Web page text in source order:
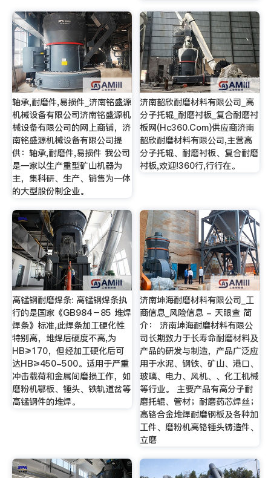
轴承,耐磨件,易损件_济南铭盛源
机械设备有限公司济南铭盛源机
械设备有限公司的网上商铺，济
南铭盛源机械设备有限公司提
供：轴承,耐磨件,易损件 我公司
是一家以生产重型矿山机器为
主，集科研、生产、销售为一体
的大型股份制企业。
济南韶欣耐磨材料有限公司_高
分子托辊_耐磨衬板_复合耐磨衬
板网(Hc360.Com)供应商济南
韶欣耐磨材料有限公司,主营高
分子托辊、耐磨衬板、复合耐磨
衬板,欢迎!360行,行行在。
高锰钢耐磨焊条: 高锰钢焊条执
行的是国家《GB984－85 堆焊
焊条》标准,此焊条加工硬化性
特别高，堆焊后硬度不高,为
HB≥170，但经加工硬化后可
达HB≥450-500。适用于严重
冲击载荷和金属间磨损工作，如
磨粉机鄂板、锤头、铁轨道岔等
高锰钢件的堆焊。
济南坤海耐磨材料有限公司_工
商信息_风险信息 - 天眼查 简
介： 济南坤海耐磨材料有限公
司长期致力于长寿命耐磨材料及
产品的研发与制造，产品广泛应
用于水泥、钢铁、矿山、港口、
玻璃、电力、风机、、化工机械
等行业。 主要产品有高分子耐
磨托辊、管材；耐磨药芯焊丝；
高铬合金堆焊耐磨钢板及各种加
工件、磨粉机高铬锤头铸造件、
立磨